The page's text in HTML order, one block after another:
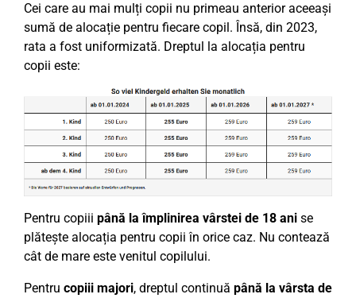
Cei care au mai mulți copii nu primeau anterior aceeași
sumă de alocație pentru fiecare copil. Însă, din 2023,
rata a fost uniformizată. Dreptul la alocația pentru
copii este:
Pentru copiii până la împlinirea vârstei de 18 ani se
plătește alocația pentru copii în orice caz. Nu contează
cât de mare este venitul copilului.
Pentru copiii majori, dreptul continuă până la vârsta de